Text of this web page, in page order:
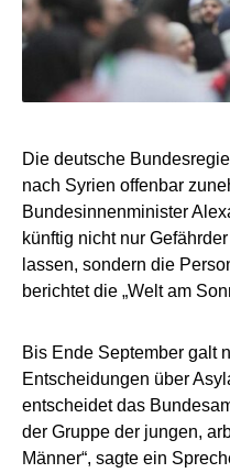
Die deutsche
nach Syrien offenbar
Bundesinnenminister
künftig nicht nur
lassen, sondern die
berichtet die „Welt am
Bis Ende September galt
Entscheidungen über
entscheidet das
der Gruppe der jungen,
Männer“, sagte ein